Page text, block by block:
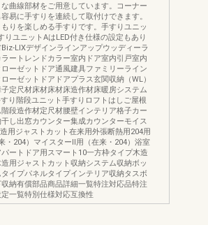
曲線部材をご用意しています。コーナー
易に手すりを連続して取付けできます。
りを楽しめる手すりです。手すりユニッ
りユニットAはLED付き仕様の設定もあり
LIXデザインラインアップウッディーラ
ートレンドカラー室内ドア室内引戸室内
ーゼットドア通風建具ファミリーライン
ーゼットドアドアプラス玄関収納（WL）
定尺材床材床材床造作材床暖房システム
り階段ユニット手すりロフトはしご屋根
段造作材定尺材腰壁インテリア格子カー
し出窓カウンター集成カウンターモイス
用ジャストカット在来用外張断熱用204用
204）マイスターⅡ用（在来・204）浴室
パートドア用スマート10一方枠タイプ木造
用ジャストカット収納システム収納ボッ
イプパネルタイプインテリア収納タスボ
納有償部品商品詳細一覧特注対応品特注
一覧特別仕様対応互換性